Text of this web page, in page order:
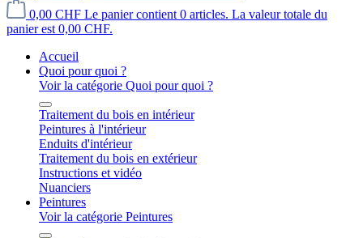
0,00 CHF Le panier contient 0 articles. La valeur totale du
panier est 0,00 CHF.
Accueil
Quoi pour quoi ?
Voir la catégorie Quoi pour quoi ?
Traitement du bois en intérieur
Peintures à l'intérieur
Enduits d'intérieur
Traitement du bois en extérieur
Instructions et vidéo
Nuanciers
Peintures
Voir la catégorie Peintures